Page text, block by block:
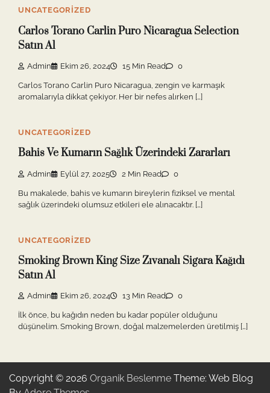
UNCATEGORIZED
Carlos Torano Carlin Puro Nicaragua Selection
Satın Al
Admin Ekim 26, 2024 15 Min Read 0
Carlos Torano Carlin Puro Nicaragua, zengin ve karmaşık
aromalarıyla dikkat çekiyor. Her bir nefes alırken […]
UNCATEGORIZED
Bahis Ve Kumarın Sağlık Üzerindeki Zararları
Admin Eylül 27, 2025 2 Min Read 0
Bu makalede, bahis ve kumarın bireylerin fiziksel ve mental
sağlık üzerindeki olumsuz etkileri ele alınacaktır. […]
UNCATEGORIZED
Smoking Brown King Size Zıvanalı Sigara Kağıdı
Satın Al
Admin Ekim 26, 2024 13 Min Read 0
İlk önce, bu kağıdın neden bu kadar popüler olduğunu
düşünelim. Smoking Brown, doğal malzemelerden üretilmiş […]
Copyright © 2026 Organik Beslenme Theme: Web Blog